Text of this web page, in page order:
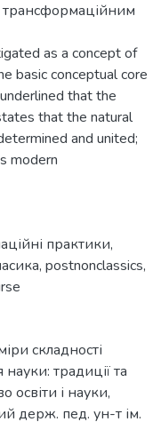
трансформаційним
as a concept of
basic conceptual core
that the
that the natural
and united;
modern
практики,
, postnonclassics,
складності
традиції та
освіти і науки,
держ. пед. ун-т ім.